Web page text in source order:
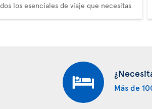
los esenciales de viaje que necesitas
Más de